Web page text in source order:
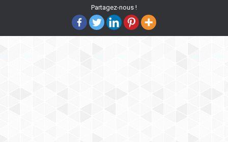
Partagez-nous !